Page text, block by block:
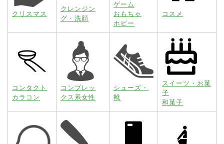
クリスマス
クレンジン
グ・洗顔
ゲーム
おもちゃ
ホビー
コスメ
コンタクト
カラコン
コンプレッ
クス系女性
シューズ・
靴
スイーツ・お菓
子
和菓子